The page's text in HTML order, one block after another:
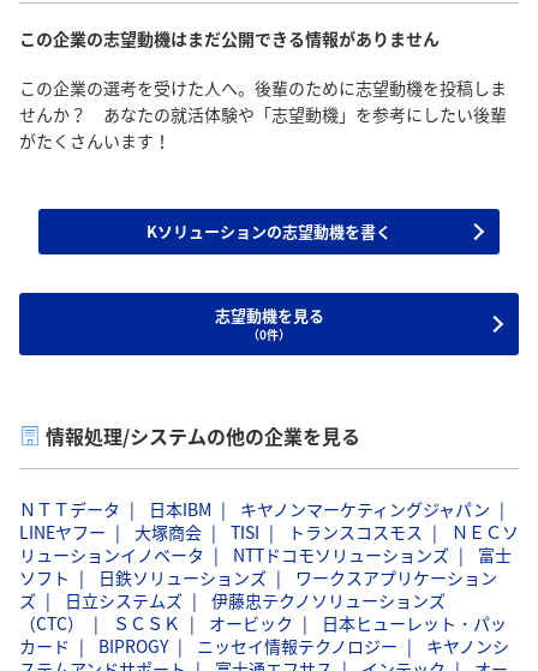
この企業の志望動機はまだ公開できる情報がありません
この企業の選考を受けた人へ。後輩のために志望動機を投稿しま
せんか？ あなたの就活体験や「志望動機」を参考にしたい後輩
がたくさんいます！
Kソリューションの志望動機を書く
志望動機を見る
（0件）
情報処理/システムの他の企業を見る
ＮＴＴデータ 日本IBM
キヤノンマーケティングジャパン
LINEヤフー
大塚商会 TISI トランスコスモス
ＮＥＣソ
リューションイノベータ
NTTドコモソリューションズ
富士
ソフト
日鉄ソリューションズ
ワークスアプリケーション
ズ
日立システムズ
伊藤忠テクノソリューションズ
（CTC）
ＳＣＳＫ オービック
日本ヒューレット・パッ
カード
BIPROGY ニッセイ情報テクノロジー
キヤノンシ